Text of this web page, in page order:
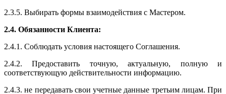
2.3.5. Выбирать формы взаимодействия с Мастером.
2.4. Обязанности Клиента:
2.4.1. Соблюдать условия настоящего Соглашения.
2.4.2. Предоставить точную, актуальную, полную и
соответствующую действительности информацию.
2.4.3. не передавать свои учетные данные третьим лицам. При